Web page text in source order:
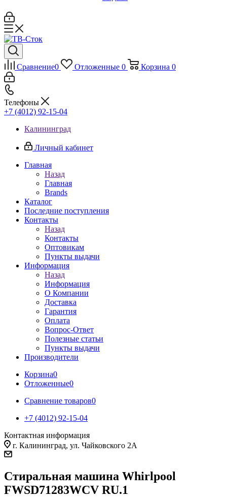
Сравнение0 Отложенные 0 Корзина 0
Телефоны
+7 (4012) 92-15-04
Калининград
Личный кабинет
Главная
Назад
Главная
Brands
Каталог
Последние поступления
Контакты
Назад
Контакты
Оптовикам
Пункты выдачи
Информация
Назад
Информация
О Компании
Доставка
Гарантия
Оплата
Вопрос-Ответ
Полезные статьи
Пункты выдачи
Производители
Корзина0
Отложенные0
Сравнение товаров0
+7 (4012) 92-15-04
Контактная информация
г. Калининград, ул. Чайковского 2А
Стиральная машина Whirlpool
FWSD71283WCV RU.1